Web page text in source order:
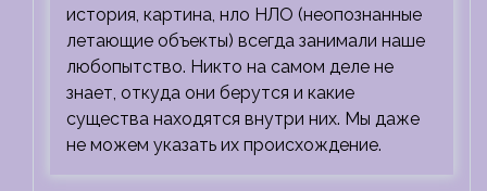
история, картина, нло НЛО (неопознанные
летающие объекты) всегда занимали наше
любопытство. Никто на самом деле не
знает, откуда они берутся и какие
существа находятся внутри них. Мы даже
не можем указать их происхождение.